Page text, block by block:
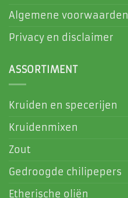
Algemene voorwaarden
Privacy en disclaimer
ASSORTIMENT
Kruiden en specerijen
Kruidenmixen
Zout
Gedroogde chilipepers
Etherische oliën